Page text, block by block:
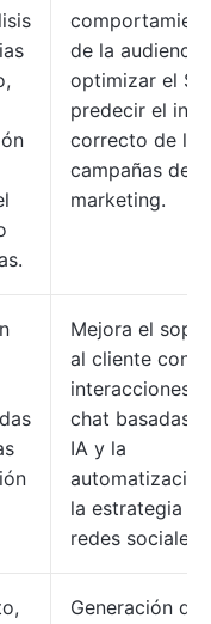
de la audiencia,
optimizar el
predecir el
correcto de las
campañas de
marketing.
Mejora el
al cliente con
interacciones
chat basadas
IA y la
la estrategia en
redes sociales.
Generación de